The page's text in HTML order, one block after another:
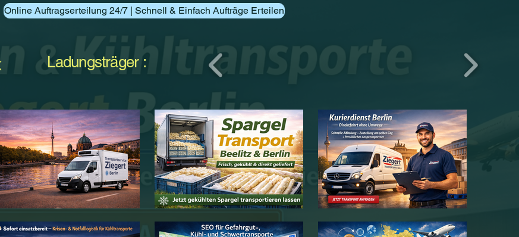
Online Auftragserteilung 24/7 | Schnell & Einfach Aufträge Erteilen
Ladungsträger :